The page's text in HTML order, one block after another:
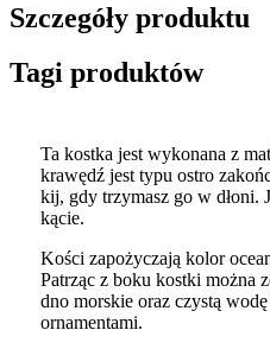
Szczegóły produktu
Tagi produktów
Ta kostka jest wykonana z
krawędź jest typu ostro
kij, gdy trzymasz go w dłoni.
kącie.
Kości zapożyczają kolor
Patrząc z boku kostki można
dno morskie oraz czystą
ornamentami.